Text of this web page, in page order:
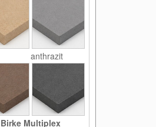
anthrazit
Birke Multiplex